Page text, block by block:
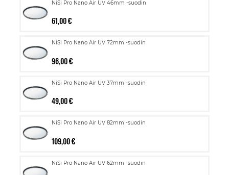
NiSi Pro Nano Air UV 46mm -suodin
61,00 €
NiSi Pro Nano Air UV 72mm -suodin
96,00 €
NiSi Pro Nano Air UV 37mm -suodin
49,00 €
NiSi Pro Nano Air UV 82mm -suodin
109,00 €
NiSi Pro Nano Air UV 62mm -suodin